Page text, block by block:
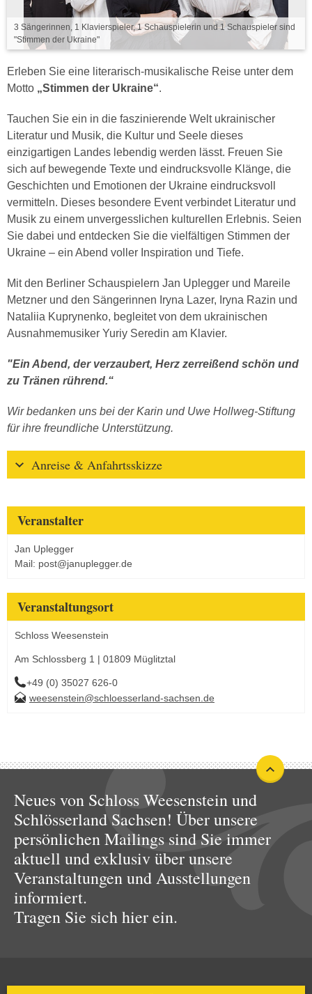
3 Sängerinnen, 1 Klavierspieler, 1 Schauspielerin und 1 Schauspieler sind
"Stimmen der Ukraine"
Erleben Sie eine literarisch-musikalische Reise unter dem
Motto „Stimmen der Ukraine“.
Tauchen Sie ein in die faszinierende Welt ukrainischer
Literatur und Musik, die Kultur und Seele dieses
einzigartigen Landes lebendig werden lässt. Freuen Sie
sich auf bewegende Texte und eindrucksvolle Klänge, die
Geschichten und Emotionen der Ukraine eindrucksvoll
vermitteln. Dieses besondere Event verbindet Literatur und
Musik zu einem unvergesslichen kulturellen Erlebnis. Seien
Sie dabei und entdecken Sie die vielfältigen Stimmen der
Ukraine – ein Abend voller Inspiration und Tiefe.
Mit den Berliner Schauspielern Jan Uplegger und Mareile
Metzner und den Sängerinnen Iryna Lazer, Iryna Razin und
Nataliia Kuprynenko, begleitet von dem ukrainischen
Ausnahmemusiker Yuriy Seredin am Klavier.
"Ein Abend, der verzaubert, Herz zerreißend schön und
zu Tränen rührend.“
Wir bedanken uns bei der Karin und Uwe Hollweg-Stiftung
für ihre freundliche Unterstützung.
Anreise & Anfahrtsskizze
Veranstalter
Jan Uplegger
Mail: post@januplegger.de
Veranstaltungsort
Schloss Weesenstein
Am Schlossberg 1 | 01809 Müglitztal
+49 (0) 35027 626-0
weesenstein@schloesserland-sachsen.de
Neues von Schloss Weesenstein und
Schlösserland Sachsen! Über unsere
persönlichen Mailings sind Sie immer
aktuell und exklusiv über unsere
Veranstaltungen und Ausstellungen
informiert.
Tragen Sie sich hier ein.